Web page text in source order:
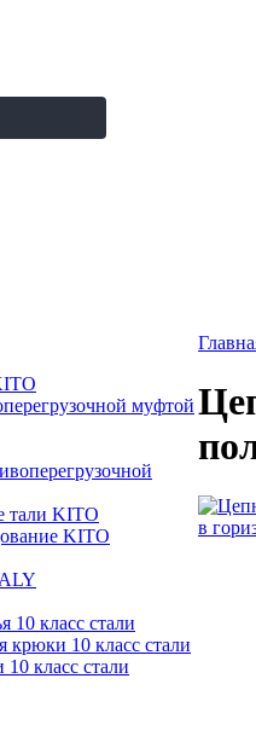
муфтой
тали KITO
KITO
10 класс стали
10 класс стали
класс стали